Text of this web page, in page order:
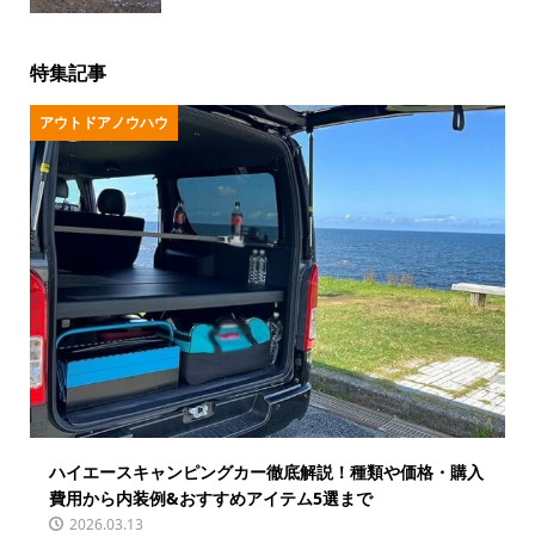
特集記事
アウトドアノウハウ
ハイエースキャンピングカー徹底解説！種類や価格・購入
費用から内装例&おすすめアイテム5選まで
2026.03.13